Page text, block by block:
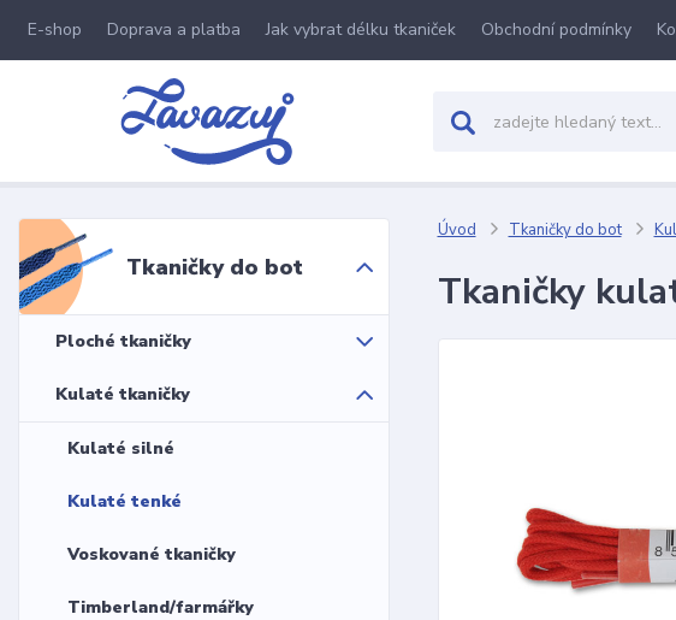
E-shop Doprava a platba Jak vybrat délku tkaniček Obchodní podmínky
Tkaničky do bot
Ploché tkaničky
Kulaté tkaničky
Kulaté silné
Kulaté tenké
Voskované tkaničky
Timberland/farmářky
Úvod Tkaničky do bot
Tkaničky